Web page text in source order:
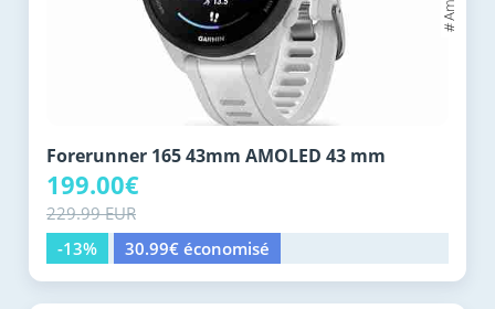
Forerunner 165 43mm AMOLED 43 mm
199.00€
229.99 EUR
-13%
30.99€ économisé